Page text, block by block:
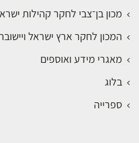
מכון בן־צבי לחקר קהילות
המכון לחקר ארץ ישראל
מאגרי מידע ואוספים
בלוג
ספרייה